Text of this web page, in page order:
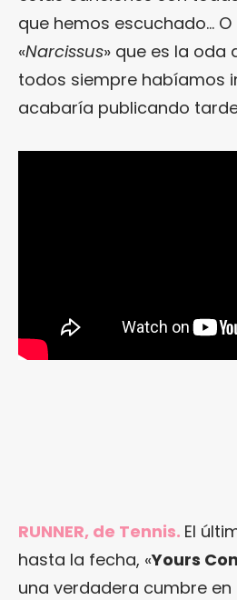
que hemos escuchado…
«Narcissus» que es la oda
todos siempre habíamos
acabaría publicando
RUNNER, de Tennis. El
hasta la fecha, «Yours
una verdadera cumbre en